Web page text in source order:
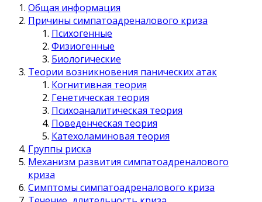
Общая информация
Причины симпатоадреналового криза
Психогенные
Физиогенные
Биологические
Теории возникновения панических атак
Когнитивная теория
Генетическая теория
Психоаналитическая теория
Поведенческая теория
Катехоламиновая теория
Группы риска
Механизм развития симпатоадреналового
криза
Симптомы симпатоадреналового криза